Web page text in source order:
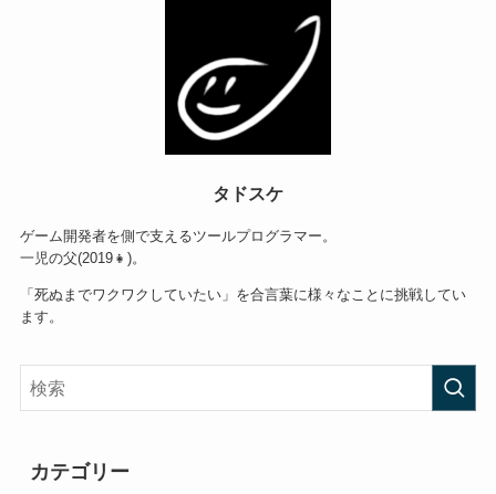
タドスケ
ゲーム開発者を側で支えるツールプログラマー。
一児の父(2019👧)。
「死ぬまでワクワクしていたい」を合言葉に様々なことに挑戦してい
ます。
カテゴリー